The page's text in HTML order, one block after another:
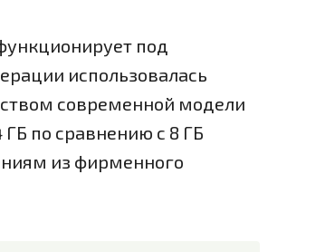
под
использовалась
современной модели
по сравнению с 8 ГБ
из фирменного